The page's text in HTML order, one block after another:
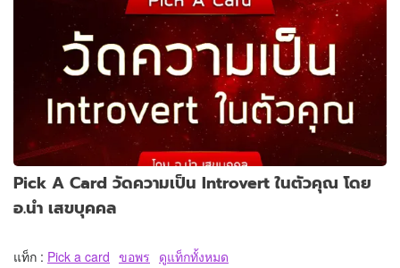
Pick A Card วัดความเป็น Introvert ในตัวคุณ โดย
อ.นำ เสขบุคคล
แท็ก : Pick a card ขอพร ดูแท็กทั้งหมด